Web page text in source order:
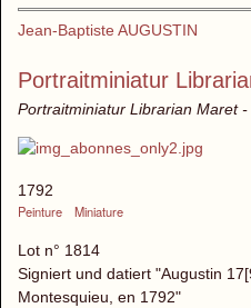
Jean-Baptiste AUGUSTIN
Portraitminiatur
Portraitminiatur Librarian Maret
1792
Peinture
Miniature
Lot n° 1814
Signiert und datiert "Augustin
Montesquieu, en 1792"